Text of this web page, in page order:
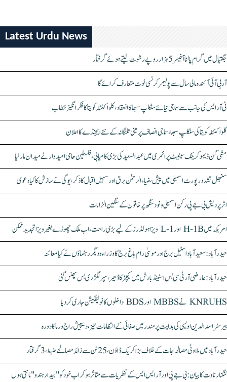
Latest Urdu News
جگتیال میں گرام پالنا آفیسر 5 ہزار روپے رشوت لیتے ہوئے گرفتار
آر بی آئی آئندہ مالی سال سے پولیمر کرنسی نوٹ متعارف کرائے گا
ٹی آر ایس کی جانب سے سماجی نیائے سنکلپ سبھا کا انعقاد، کلواکنٹلہ کویتا کا فکر انگیز خطاب
کلواکنٹلہ کویتا کی سنکلپ سبھا، سماجی انصاف پر مبنی تلنگانہ کے نئے ایجنڈے کا اعلان
مشی گن ڈیموکریٹک سینیٹ پرائمری میں عبدالسعید کی بڑی کامیابی، فلسطین حامی امیدوار نے میدان مار لیا
سنبھل تشدد رپورٹ اسمبلی میں پیش، ضیاء الرحمٰن برق اور سہیل اقبال کا ذکر، یوگی نے سازش کا کیا دعویٰ
اتر پردیش بی جے پی رکن اسمبلی ونود سنگھ پر خاتون کے سنگین الزامات
امریکہ میں H-1B اور L-1 ویزا ہولڈرز کے لیے بڑی راحت، اب ملک چھوڑے بغیر ویزا تجدید ممکن
حیدرآباد: سعیدآباد اسٹیل برج اور موسیٰ رام باغ برج کا وزراء و دیگر رہنماؤں نے کیا معائنہ
حیدرآباد: عارضی آر ٹی سی بس اسٹینڈ بارش میں کیچڑ کا ڈھیر، سپر لگژری بس پھنس گئی
KNRUHS نے MBBS اور BDS داخلوں کا نوٹیفکیشن جاری کر دیا
بیرسٹر اسدالدین اویسی کی ہدایت پر مندر میں صفائی کے انتظامات تیز، دیپیش راج ورما کا دورہ
حیدرآباد میں ملاوٹی مصالحہ جات کے خلاف بڑا کریک ڈاؤن، 25 ٹن سے زائد مصالحے ضبط، 3 گرفتار
کنگنا رناوت کا بیان: بی جے پی اور آر ایس ایس کے نظریات سے متاثر ہو کر اب خود کو "بیدار ہندو" مانتی ہوں